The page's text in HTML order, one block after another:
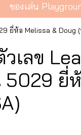
ของเล่น
ยี่ห้อ Melissa & Doug (
เลข
5029 ยี่